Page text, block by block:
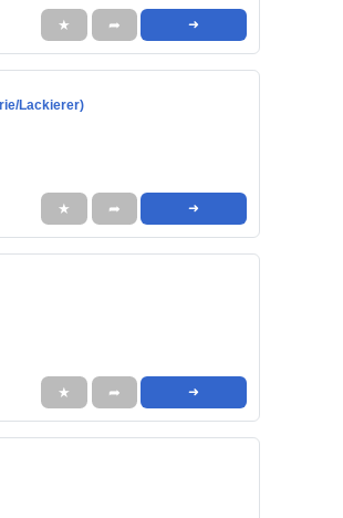
★ ➦ ➜
Lackierer)
★ ➦ ➜
★ ➦ ➜